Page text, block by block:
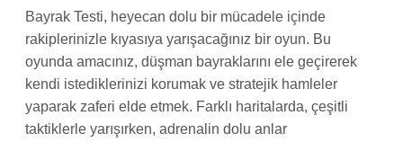
Bayrak Testi, heyecan dolu bir mücadele içinde
rakiplerinizle kıyasıya yarışacağınız bir oyun. Bu
oyunda amacınız, düşman bayraklarını ele geçirerek
kendi istediklerinizi korumak ve stratejik hamleler
yaparak zaferi elde etmek. Farklı haritalarda, çeşitli
taktiklerle yarışırken, adrenalin dolu anlar